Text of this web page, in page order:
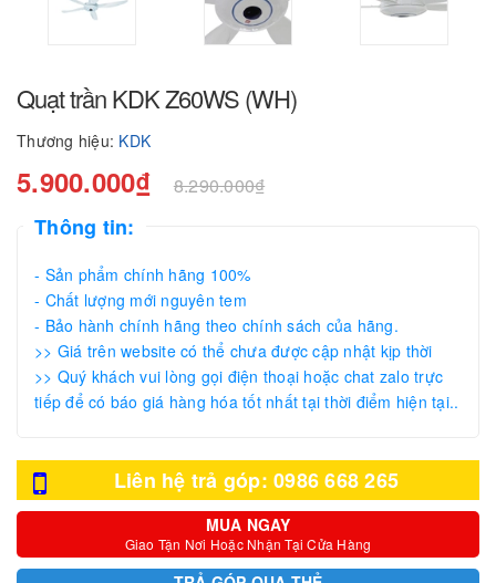
Quạt trần KDK Z60WS (WH)
Thương hiệu: KDK
5.900.000₫ 8.290.000₫
Thông tin:
- Sản phẩm chính hãng 100%
- Chất lượng mới nguyên tem
- Bảo hành chính hãng theo chính sách của hãng.
>> Giá trên website có thể chưa được cập nhật kịp thời
>> Quý khách vui lòng gọi điện thoại hoặc chat zalo trực
tiếp để có báo giá hàng hóa tốt nhất tại thời điểm hiện tại..
Liên hệ trả góp: 0986 668 265
MUA NGAY
Giao Tận Nơi Hoặc Nhận Tại Cửa Hàng